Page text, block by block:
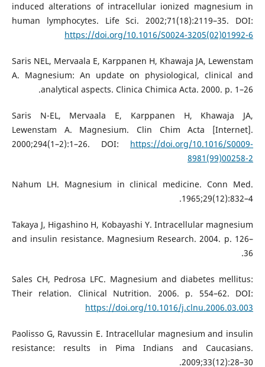
induced alterations of intracellular ionized magnesium in
human lymphocytes. Life Sci. 2002;71(18):2119–35. DOI:
https://doi.org/10.1016/S0024-3205(02)01992-6
Saris NEL, Mervaala E, Karppanen H, Khawaja JA, Lewenstam
A. Magnesium: An update on physiological, clinical and
analytical aspects. Clinica Chimica Acta. 2000. p. 1–26.
Saris N-EL, Mervaala E, Karppanen H, Khawaja JA,
Lewenstam A. Magnesium. Clin Chim Acta [Internet].
2000;294(1–2):1–26. DOI: https://doi.org/10.1016/S0009-
8981(99)00258-2
Nahum LH. Magnesium in clinical medicine. Conn Med.
1965;29(12):832–4.
Takaya J, Higashino H, Kobayashi Y. Intracellular magnesium
and insulin resistance. Magnesium Research. 2004. p. 126–
36.
Sales CH, Pedrosa LFC. Magnesium and diabetes mellitus:
Their relation. Clinical Nutrition. 2006. p. 554–62. DOI:
https://doi.org/10.1016/j.clnu.2006.03.003
Paolisso G, Ravussin E. Intracellular magnesium and insulin
resistance: results in Pima Indians and Caucasians.
2009;33(12):28–30.